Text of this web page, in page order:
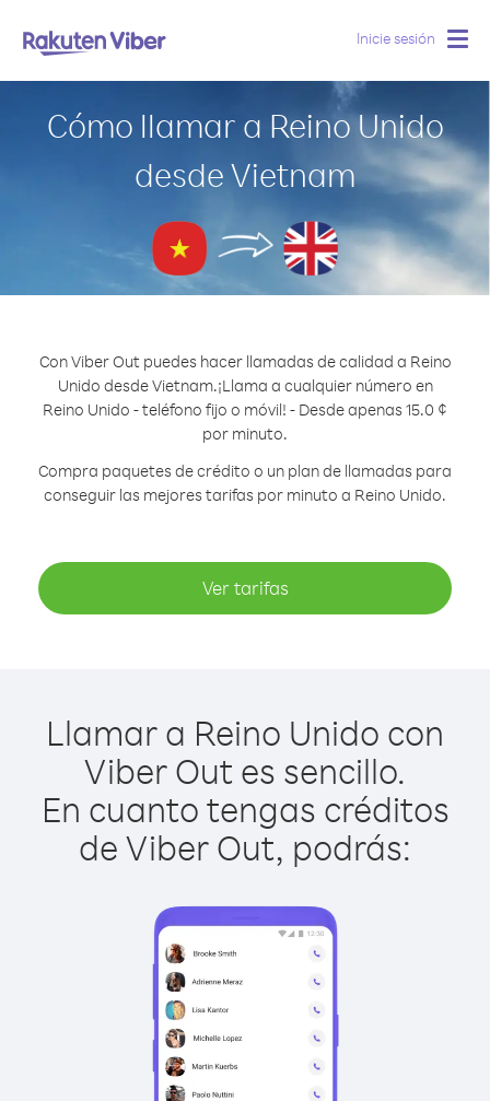
Inicie sesión
Cómo llamar a Reino Unido
desde Vietnam
Con Viber Out puedes hacer llamadas de calidad a Reino
Unido desde Vietnam.¡Llama a cualquier número en
Reino Unido - teléfono fijo o móvil! - Desde apenas 15.0 ¢
por minuto.
Compra paquetes de crédito o un plan de llamadas para
conseguir las mejores tarifas por minuto a Reino Unido.
Ver tarifas
Llamar a Reino Unido con
Viber Out es sencillo.
En cuanto tengas créditos
de Viber Out, podrás: